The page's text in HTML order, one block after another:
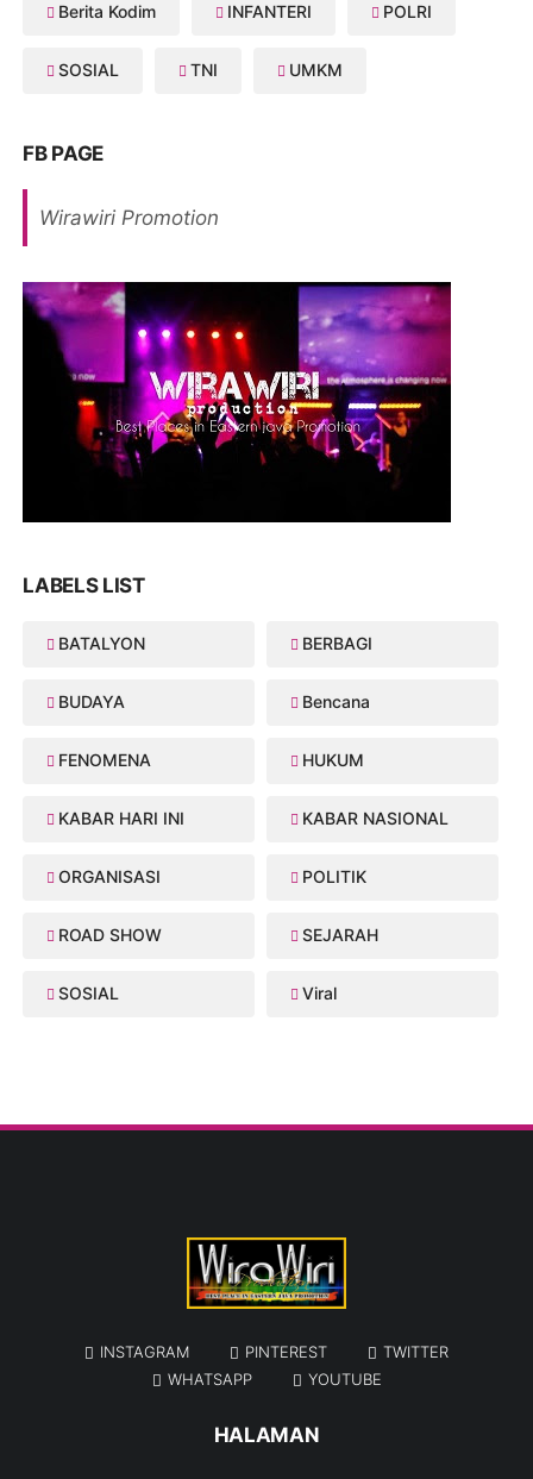
Berita Kodim INFANTERI POLRI
SOSIAL TNI UMKM
FB PAGE
Wirawiri Promotion
LABELS LIST
BATALYON BERBAGI
BUDAYA Bencana
FENOMENA HUKUM
KABAR HARI INI KABAR NASIONAL
ORGANISASI POLITIK
ROAD SHOW SEJARAH
SOSIAL Viral
INSTAGRAM PINTEREST
TWITTER
WHATSAPP
YOUTUBE
HALAMAN